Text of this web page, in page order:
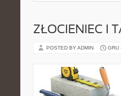
ZŁOCIENIEC I
POSTED BY ADMIN GRU